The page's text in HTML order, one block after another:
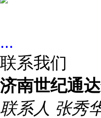
...
联系我们
济南世纪通
联系人 张秀